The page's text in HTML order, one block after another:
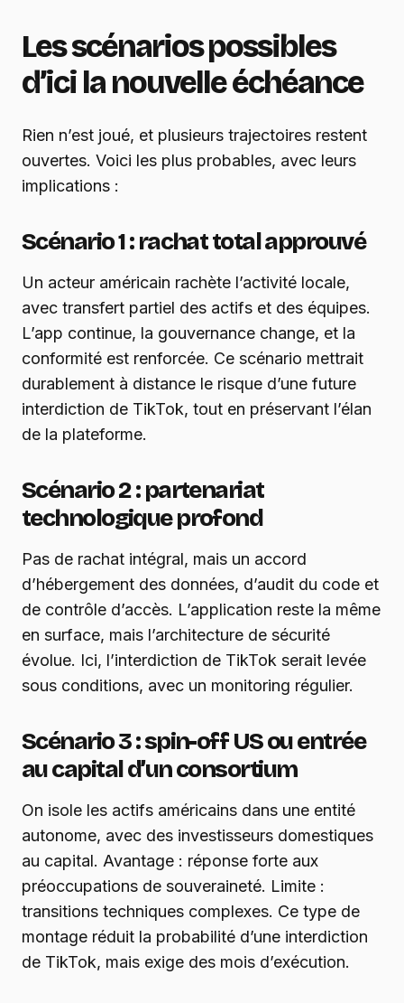
Les scénarios possibles
d’ici la nouvelle échéance
Rien n’est joué, et plusieurs trajectoires restent
ouvertes. Voici les plus probables, avec leurs
implications :
Scénario 1 : rachat total approuvé
Un acteur américain rachète l’activité locale,
avec transfert partiel des actifs et des équipes.
L’app continue, la gouvernance change, et la
conformité est renforcée. Ce scénario mettrait
durablement à distance le risque d’une future
interdiction de TikTok, tout en préservant l’élan
de la plateforme.
Scénario 2 : partenariat
technologique profond
Pas de rachat intégral, mais un accord
d’hébergement des données, d’audit du code et
de contrôle d’accès. L’application reste la même
en surface, mais l’architecture de sécurité
évolue. Ici, l’interdiction de TikTok serait levée
sous conditions, avec un monitoring régulier.
Scénario 3 : spin-off US ou entrée
au capital d’un consortium
On isole les actifs américains dans une entité
autonome, avec des investisseurs domestiques
au capital. Avantage : réponse forte aux
préoccupations de souveraineté. Limite :
transitions techniques complexes. Ce type de
montage réduit la probabilité d’une interdiction
de TikTok, mais exige des mois d’exécution.